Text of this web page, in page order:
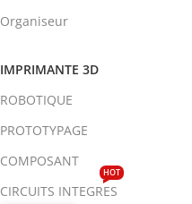
Organiseur
IMPRIMANTE 3D
ROBOTIQUE
PROTOTYPAGE
COMPOSANT
CIRCUITS INTEGRES
HOT